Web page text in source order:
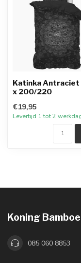
Katinka
x 200/220
€19,95
Levertijd 1 tot 2
Koning Bamboe
085 060 8853